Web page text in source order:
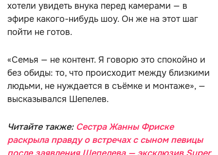
хотели увидеть внука перед камерами — в
эфире какого-нибудь шоу. Он же на этот шаг
пойти не готов.
«Семья — не контент. Я говорю это спокойно и
без обиды: то, что происходит между близкими
людьми, не нуждается в съёмке и монтаже», —
высказывался Шепелев.
Читайте также:Сестра Жанны Фриске
раскрыла правду о встречах с сыном певицы